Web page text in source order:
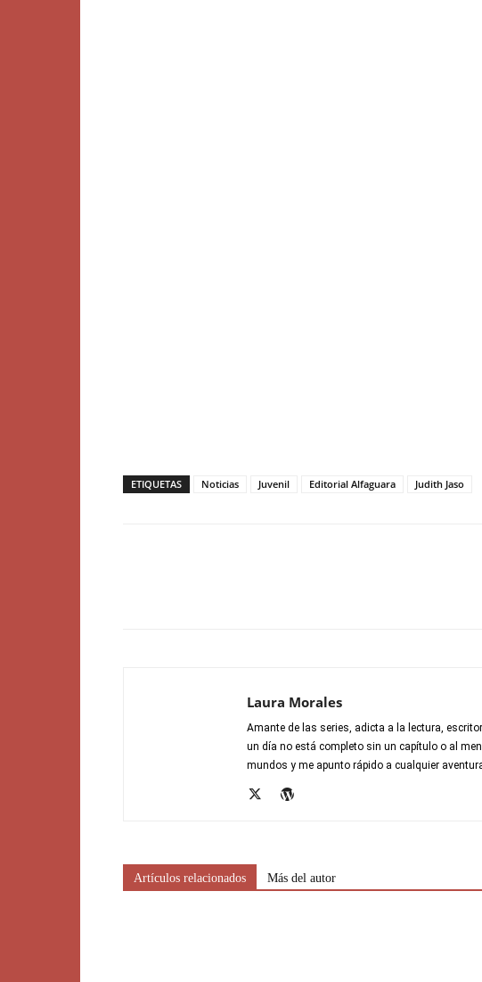
ETIQUETAS Noticias Juvenil Editorial Alfaguara Judith Jaso
Laura Morales
Amante de las series, adicta a la lectura,
un día no está completo sin un capítulo o al
mundos y me apunto rápido a cualquier
Artículos relacionados Más del autor